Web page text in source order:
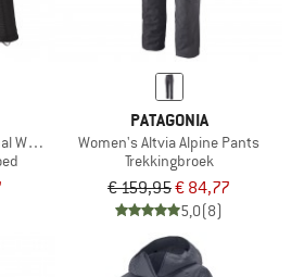
Weight Zip Neck
PATAGONIA
Women's Altvia Alpine Pants
Trekkingbroek
€ 159,95€ 84,77
5,0(8)